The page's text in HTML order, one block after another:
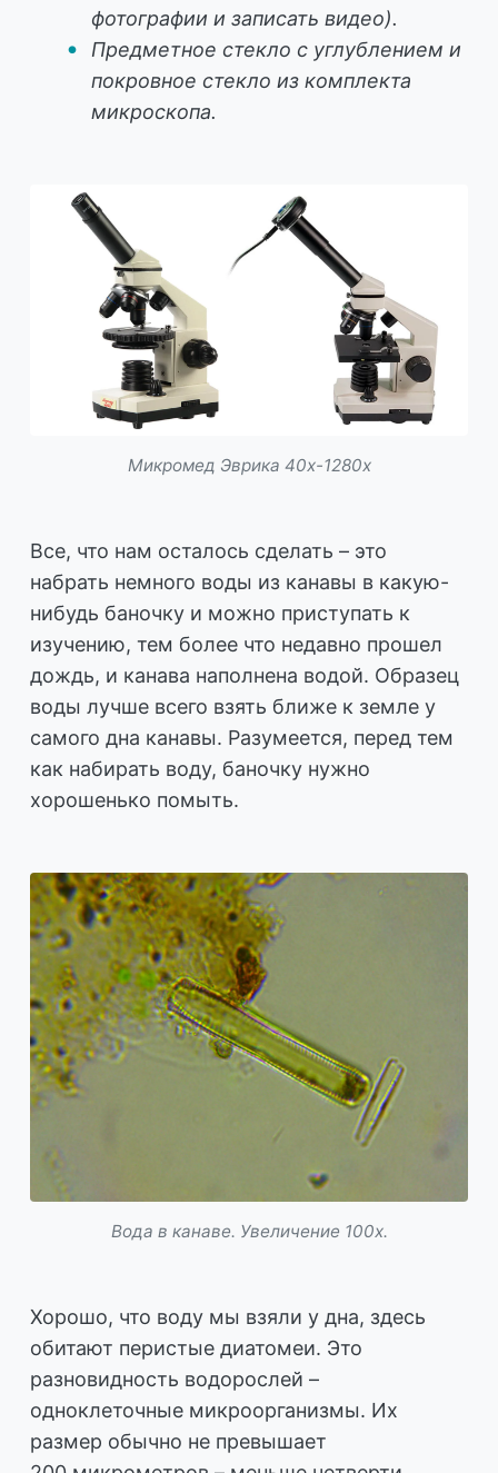
фотографии и записать видео).
Предметное стекло с углублением и
покровное стекло из комплекта
микроскопа.
Микромед Эврика 40х-1280х
Все, что нам осталось сделать – это
набрать немного воды из канавы в какую-
нибудь баночку и можно приступать к
изучению, тем более что недавно прошел
дождь, и канава наполнена водой. Образец
воды лучше всего взять ближе к земле у
самого дна канавы. Разумеется, перед тем
как набирать воду, баночку нужно
хорошенько помыть.
Вода в канаве. Увеличение 100х.
Хорошо, что воду мы взяли у дна, здесь
обитают перистые диатомеи. Это
разновидность водорослей –
одноклеточные микроорганизмы. Их
размер обычно не превышает